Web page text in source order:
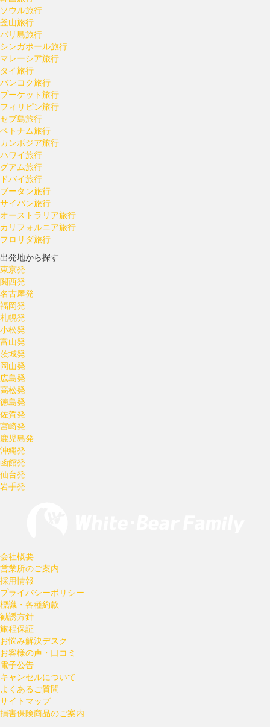
ソウル旅行
釜山旅行
バリ島旅行
シンガポール旅行
マレーシア旅行
タイ旅行
バンコク旅行
プーケット旅行
フィリピン旅行
セブ島旅行
ベトナム旅行
カンボジア旅行
ハワイ旅行
グアム旅行
ドバイ旅行
ブータン旅行
サイパン旅行
オーストラリア旅行
カリフォルニア旅行
フロリダ旅行
出発地から探す
東京発
関西発
名古屋発
福岡発
札幌発
小松発
富山発
茨城発
岡山発
広島発
高松発
徳島発
佐賀発
宮崎発
鹿児島発
沖縄発
函館発
仙台発
岩手発
会社概要
営業所のご案内
採用情報
プライバシーポリシー
標識・各種約款
勧誘方針
旅程保証
お悩み解決デスク
お客様の声・口コミ
電子公告
キャンセルについて
よくあるご質問
サイトマップ
損害保険商品のご案内